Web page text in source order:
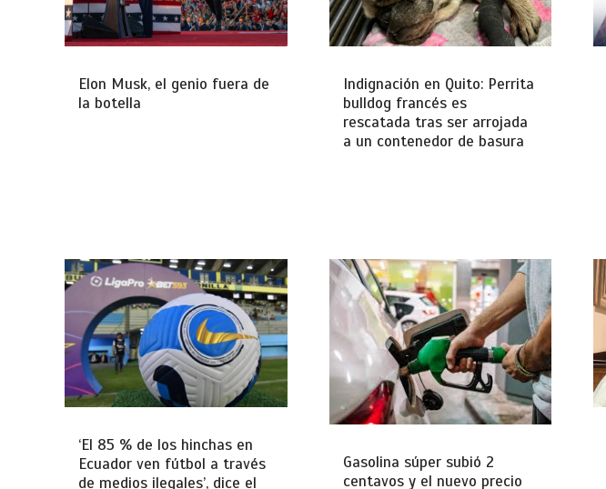
Elon Musk, el genio fuera de
la botella
Indignación en Quito: Perrita
bulldog francés es
rescatada tras ser arrojada
a un contenedor de basura
‘El 85 % de los hinchas en
Ecuador ven fútbol a través
de medios ilegales’, dice el
Gasolina súper subió 2
centavos y el nuevo precio